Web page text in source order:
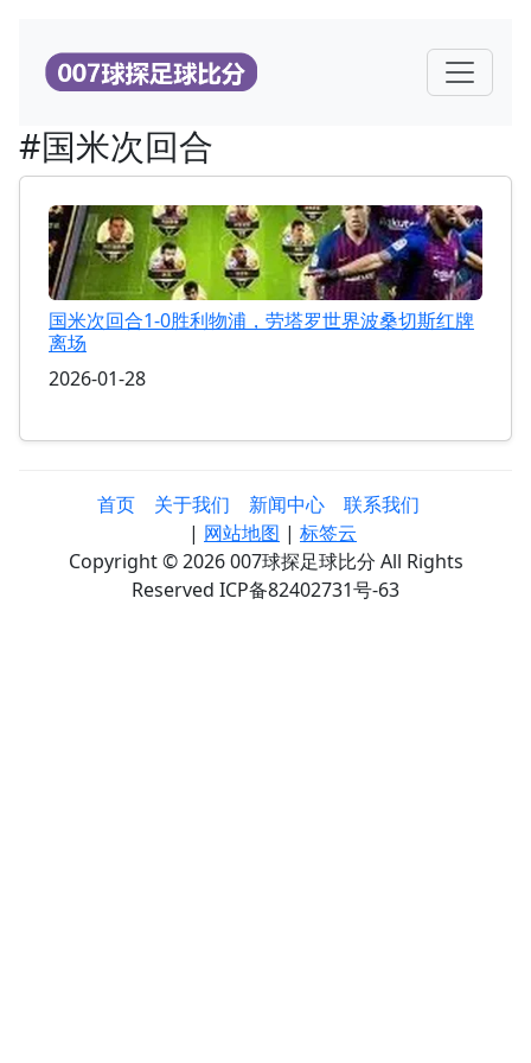
#国米次回合
国米次回合1-0胜利物浦，劳塔罗世界波桑切斯红牌
离场
2026-01-28
首页 关于我们 新闻中心
联系我们
| 网站地图 | 标签云
Copyright © 2026 007球探足球比分 All Rights
Reserved ICP备82402731号-63